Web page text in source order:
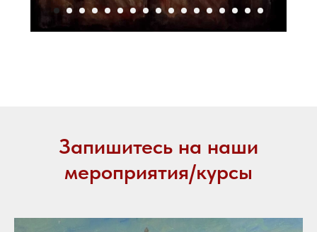
Запишитесь на наши
мероприятия/курсы